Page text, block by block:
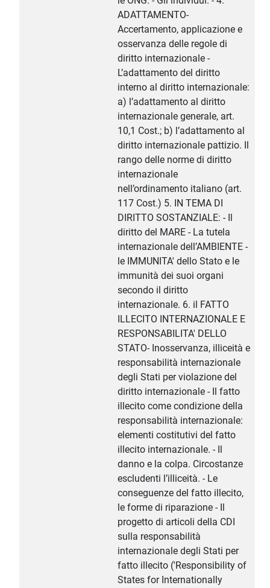
ADATTAMENTO-
Accertamento, applicazione e
osservanza delle regole di
diritto internazionale -
L’adattamento del diritto
interno al diritto internazionale:
a) l’adattamento al diritto
internazionale generale, art.
10,1 Cost.; b) l’adattamento al
diritto internazionale pattizio. Il
rango delle norme di diritto
internazionale
nell’ordinamento italiano (art.
117 Cost.) 5. IN TEMA DI
DIRITTO SOSTANZIALE: - Il
diritto del MARE - La tutela
internazionale dell’AMBIENTE -
le IMMUNITA' dello Stato e le
immunità dei suoi organi
secondo il diritto
internazionale. 6. il FATTO
ILLECITO INTERNAZIONALE E
RESPONSABILITA' DELLO
STATO- Inosservanza, illiceità e
responsabilità internazionale
degli Stati per violazione del
diritto internazionale - Il fatto
illecito come condizione della
responsabilità internazionale:
elementi costitutivi del fatto
illecito internazionale. - Il
danno e la colpa. Circostanze
escludenti l’illiceità. - Le
conseguenze del fatto illecito,
le forme di riparazione - Il
progetto di articoli della CDI
sulla responsabilità
internazionale degli Stati per
fatto illecito ('Responsibility of
States for Internationally